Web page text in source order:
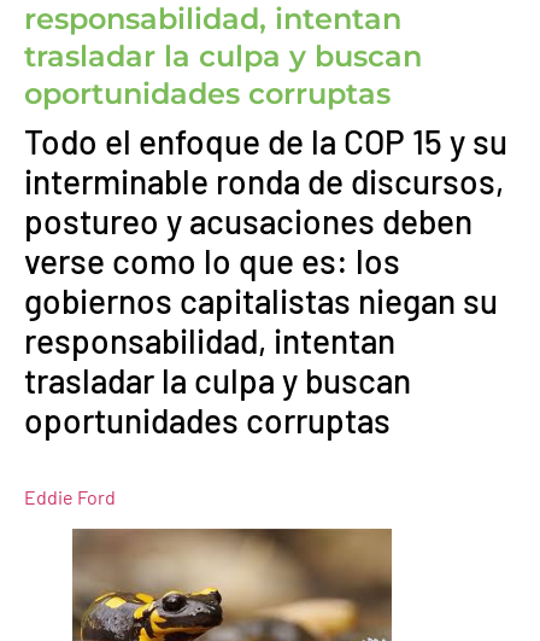
responsabilidad, intentan
trasladar la culpa y buscan
oportunidades corruptas
Todo el enfoque de la COP 15 y su
interminable ronda de discursos,
postureo y acusaciones deben
verse como lo que es: los
gobiernos capitalistas niegan su
responsabilidad, intentan
trasladar la culpa y buscan
oportunidades corruptas
Eddie Ford